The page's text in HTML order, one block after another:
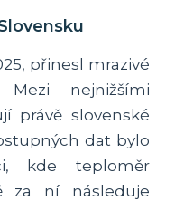
přinesl mrazivé
nejnižšími
právě slovenské
dat bylo
kde teploměr
za ní následuje